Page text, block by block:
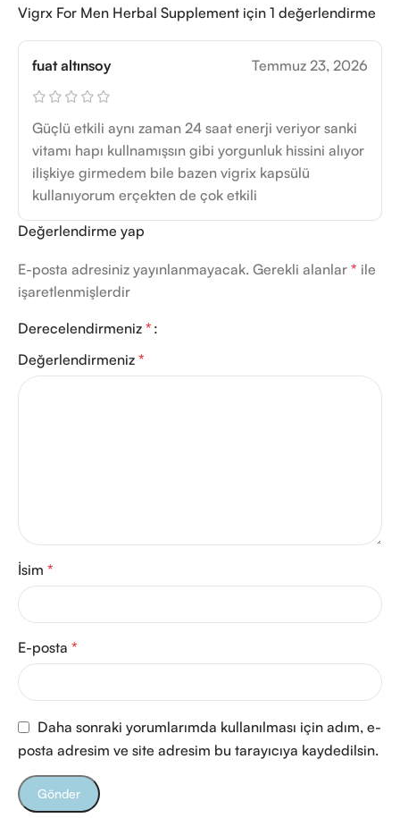
Vigrx For Men Herbal Supplement için 1 değerlendirme
fuat altınsoy Temmuz 23, 2026
Güçlü etkili aynı zaman 24 saat enerji veriyor sanki
vitamı hapı kullnamışsın gibi yorgunluk hissini alıyor
ilişkiye girmedem bile bazen vigrix kapsülü
kullanıyorum erçekten de çok etkili
Değerlendirme yap
E-posta adresiniz yayınlanmayacak. Gerekli alanlar * ile
işaretlenmişlerdir
Derecelendirmeniz *
Değerlendirmeniz *
İsim *
E-posta *
Daha sonraki yorumlarımda kullanılması için adım, e-
posta adresim ve site adresim bu tarayıcıya kaydedilsin.